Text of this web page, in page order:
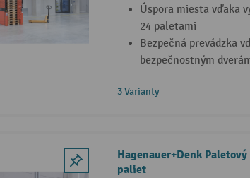
Úspora miesta vďaka
24 paletami
Bezpečná prevádzka
bezpečnostným
3 Varianty
Hagenauer+Denk
paliet